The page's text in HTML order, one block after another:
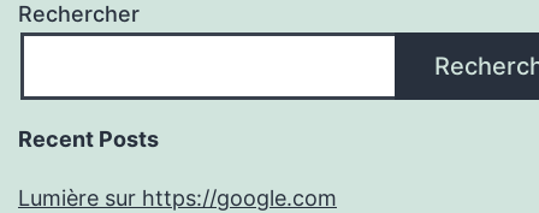
Rechercher
Recent Posts
Lumière sur https://google.com